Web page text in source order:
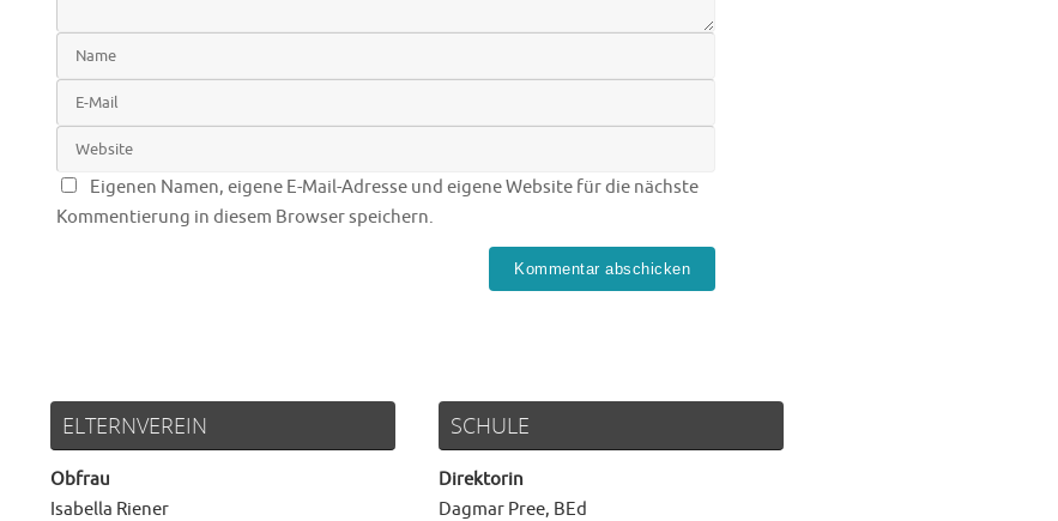
Eigenen Namen, eigene E-Mail-Adresse und eigene Website für die nächste
Kommentierung in diesem Browser speichern.
ELTERNVEREIN
Obfrau
Isabella Riener
SCHULE
Direktorin
Dagmar Pree, BEd